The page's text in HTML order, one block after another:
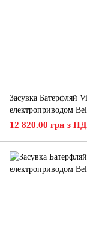
Засувка Батерфляй
електроприводом
12 820.00 грн з